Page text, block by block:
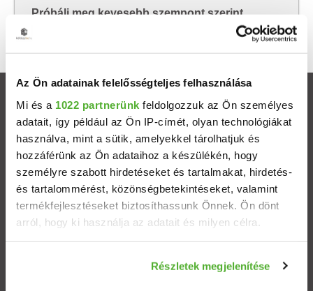
Az Ön adatainak felelősségteljes felhasználása
Mi és a 1022 partnerünk feldolgozzuk az Ön személyes
adatait, így például az Ön IP-címét, olyan technológiákat
használva, mint a sütik, amelyekkel tárolhatjuk és
hozzáférünk az Ön adataihoz a készülékén, hogy
személyre szabott hirdetéseket és tartalmakat, hirdetés-
és tartalommérést, közönségbetekintéseket, valamint
termékfejlesztéseket biztosíthassunk Önnek. Ön dönt
arról, hogy ki használja az adatait és milyen célra.
Információgyűjtés az Ön földrajzi elhelyezkedéséről
Részletek megjelenítése
Próbálj meg kevesebb szempont szerint
keresni, hátha akkor megtalálod, amit keresel.
Ingatlanok
Eladó házak
Eladó lakások
Települések